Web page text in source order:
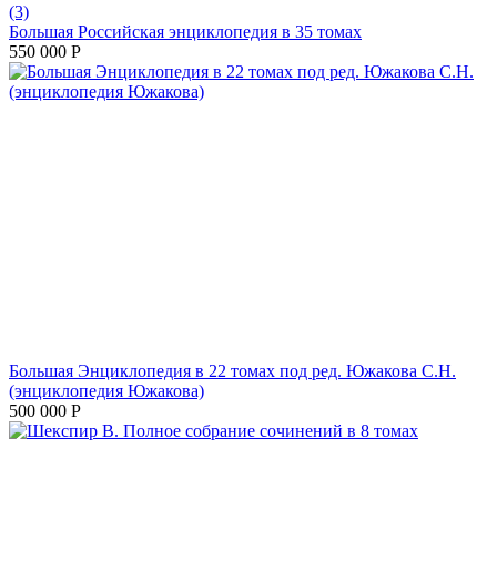
(3)
Большая Российская энциклопедия в 35 томах
550 000 Р
Большая Энциклопедия в 22 томах под ред. Южакова С.Н.
(энциклопедия Южакова)
500 000 Р